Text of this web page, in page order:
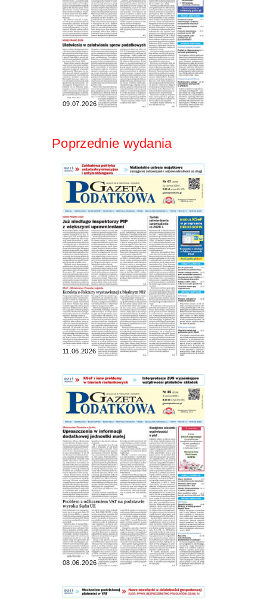
09.07.2026
Poprzednie wydania
11.06.2026
08.06.2026